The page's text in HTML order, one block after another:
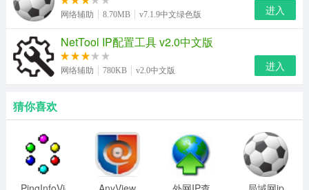
网络辅助 8.70MB v7.1.9中文绿色版 进入
NetTool IP配置工具 v2.0中文版
网络辅助 780KB v2.0中文版 进入
猜你喜欢